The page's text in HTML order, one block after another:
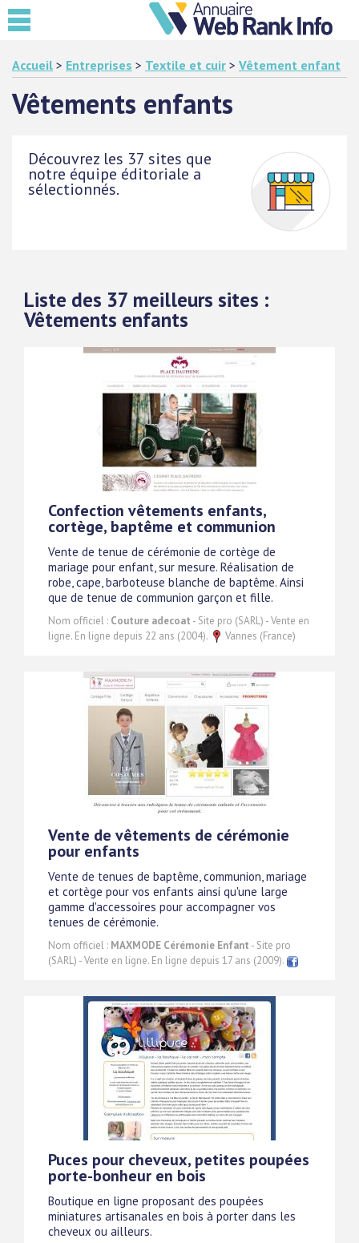
Accueil > Entreprises > Textile et cuir > Vêtement enfant
Vêtements enfants
Découvrez les 37 sites que
notre équipe éditoriale a
sélectionnés.
Liste des 37 meilleurs sites :
Vêtements enfants
Confection vêtements enfants,
cortège, baptême et communion
Vente de tenue de cérémonie de cortège de
mariage pour enfant, sur mesure. Réalisation de
robe, cape, barboteuse blanche de baptême. Ainsi
que de tenue de communion garçon et fille.
Nom officiel : Couture adecoat - Site pro (SARL) - Vente en
ligne. En ligne depuis 22 ans (2004).
Vannes (France)
Vente de vêtements de cérémonie
pour enfants
Vente de tenues de baptême, communion, mariage
et cortège pour vos enfants ainsi qu'une large
gamme d'accessoires pour accompagner vos
tenues de cérémonie.
Nom officiel : MAXMODE Cérémonie Enfant - Site pro
(SARL) - Vente en ligne. En ligne depuis 17 ans (2009).
Puces pour cheveux, petites poupées
porte-bonheur en bois
Boutique en ligne proposant des poupées
miniatures artisanales en bois à porter dans les
cheveux ou ailleurs.